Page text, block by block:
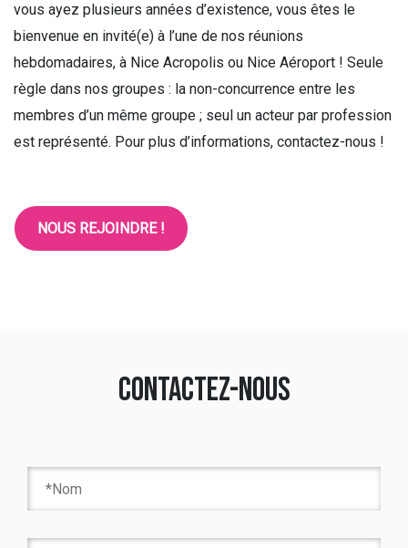
vous ayez plusieurs années d’existence, vous êtes le
bienvenue en invité(e) à l’une de nos réunions
hebdomadaires, à Nice Acropolis ou Nice Aéroport ! Seule
règle dans nos groupes : la non-concurrence entre les
membres d’un même groupe ; seul un acteur par profession
est représenté. Pour plus d’informations, contactez-nous !
NOUS REJOINDRE !
Contactez-nous